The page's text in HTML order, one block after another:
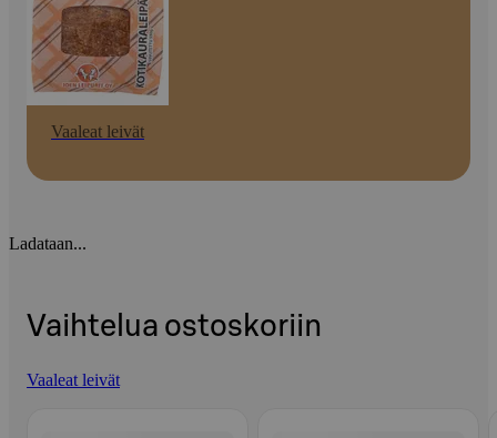
Vaaleat leivät
Ladataan...
Vaihtelua ostoskoriin
Vaaleat leivät